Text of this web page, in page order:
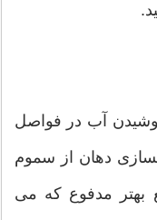
آب در فواصل
دهان از سموم
بهتر مدفوع که می